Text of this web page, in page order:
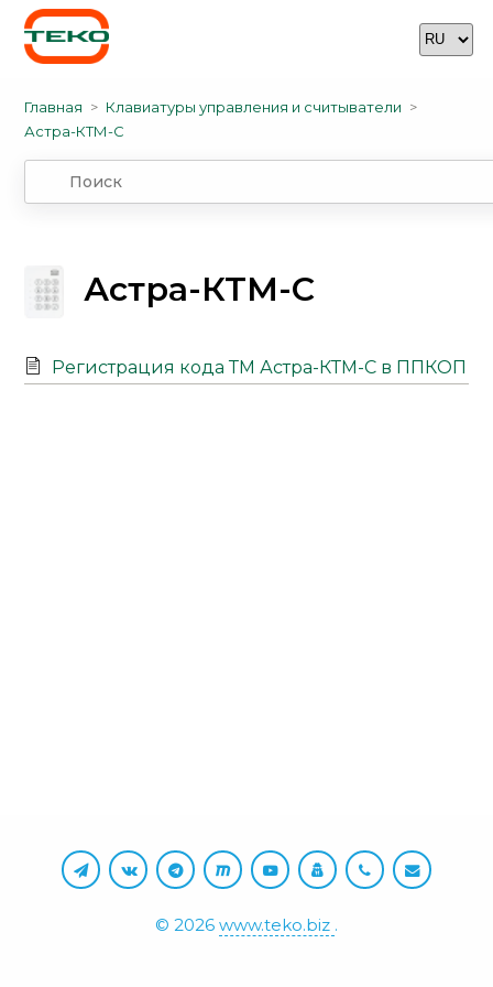
Главная
Клавиатуры управления и считыватели
Астра-КТМ-С
Астра-КТМ-С
Регистрация кода ТМ Астра-КТМ-С в ППКОП
© 2026 www.teko.biz .